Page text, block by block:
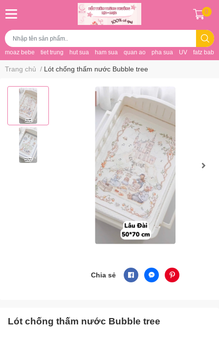
moaz bebe tiet trung hut sua ham sua quan ao pha sua UV fatz baby
0
Trang chủ / Lót chống thấm nước Bubble tree
Chia sẻ
Lót chống thấm nước Bubble tree